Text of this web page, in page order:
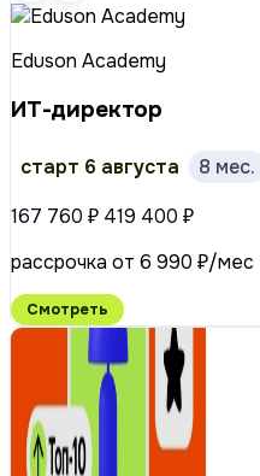
Eduson Academy
ИТ-директор
старт 6 августа
8 мес.
167 760 ₽ 419 400 ₽
рассрочка от 6 990 ₽/мес
Смотреть